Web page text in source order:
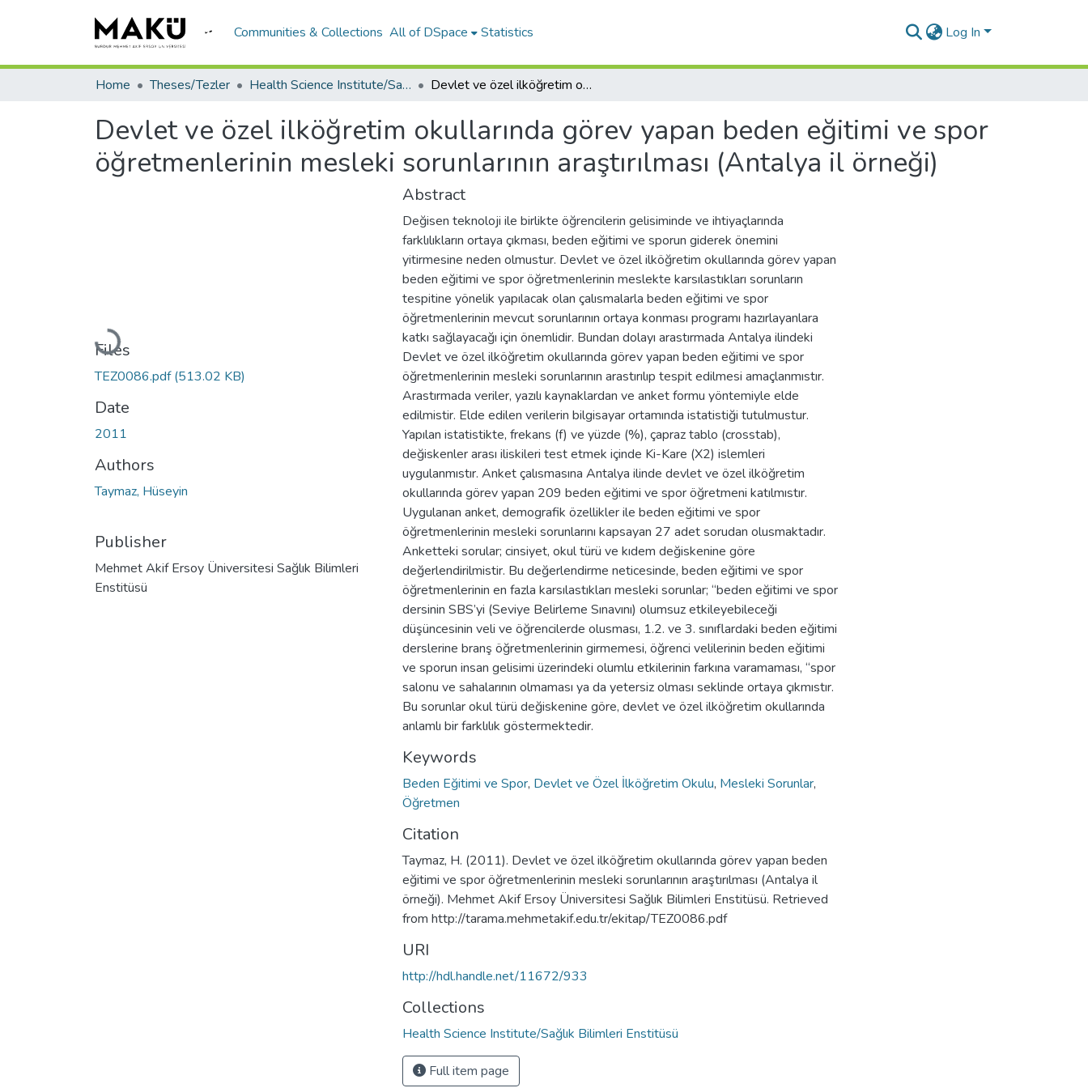
Communities & Collections All of DSpace Statistics Log In
Home Theses/Tezler Health Science Institute/Sağlık Bilimleri Enstitüsü Devlet ve özel ilköğretim okullarında görev yapan beden eğitimi ve spor öğretmenlerinin mesleki sorunlarının araştırılması (Antalya il örneği)
Devlet ve özel ilköğretim okullarında görev yapan beden eğitimi ve spor
öğretmenlerinin mesleki sorunlarının araştırılması (Antalya il örneği)
Loading...
Files
TEZ0086.pdf(513.02 KB)
Date
2011
Authors
Taymaz, Hüseyin
Publisher
Mehmet Akif Ersoy Üniversitesi Sağlık Bilimleri
Enstitüsü
Abstract
Değisen teknoloji ile birlikte öğrencilerin gelisiminde ve ihtiyaçlarında
farklılıkların ortaya çıkması, beden eğitimi ve sporun giderek önemini
yitirmesine neden olmustur. Devlet ve özel ilköğretim okullarında görev yapan
beden eğitimi ve spor öğretmenlerinin meslekte karsılastıkları sorunların
tespitine yönelik yapılacak olan çalısmalarla beden eğitimi ve spor
öğretmenlerinin mevcut sorunlarının ortaya konması programı hazırlayanlara
katkı sağlayacağı için önemlidir. Bundan dolayı arastırmada Antalya ilindeki
Devlet ve özel ilköğretim okullarında görev yapan beden eğitimi ve spor
öğretmenlerinin mesleki sorunlarının arastırılıp tespit edilmesi amaçlanmıstır.
Arastırmada veriler, yazılı kaynaklardan ve anket formu yöntemiyle elde
edilmistir. Elde edilen verilerin bilgisayar ortamında istatistiği tutulmustur.
Yapılan istatistikte, frekans (f) ve yüzde (%), çapraz tablo (crosstab),
değiskenler arası iliskileri test etmek içinde Ki-Kare (X2) islemleri
uygulanmıstır. Anket çalısmasına Antalya ilinde devlet ve özel ilköğretim
okullarında görev yapan 209 beden eğitimi ve spor öğretmeni katılmıstır.
Uygulanan anket, demografik özellikler ile beden eğitimi ve spor
öğretmenlerinin mesleki sorunlarını kapsayan 27 adet sorudan olusmaktadır.
Anketteki sorular; cinsiyet, okul türü ve kıdem değiskenine göre
değerlendirilmistir. Bu değerlendirme neticesinde, beden eğitimi ve spor
öğretmenlerinin en fazla karsılastıkları mesleki sorunlar; “beden eğitimi ve spor
dersinin SBS’yi (Seviye Belirleme Sınavını) olumsuz etkileyebileceği
düşüncesinin veli ve öğrencilerde olusması, 1.2. ve 3. sınıflardaki beden eğitimi
derslerine branş öğretmenlerinin girmemesi, öğrenci velilerinin beden eğitimi
ve sporun insan gelisimi üzerindeki olumlu etkilerinin farkına varamaması, “spor
salonu ve sahalarının olmaması ya da yetersiz olması seklinde ortaya çıkmıstır.
Bu sorunlar okul türü değiskenine göre, devlet ve özel ilköğretim okullarında
anlamlı bir farklılık göstermektedir.
Keywords
Beden Eğitimi ve Spor, Devlet ve Özel İlköğretim Okulu, Mesleki Sorunlar,
Öğretmen
Citation
Taymaz, H. (2011). Devlet ve özel ilköğretim okullarında görev yapan beden
eğitimi ve spor öğretmenlerinin mesleki sorunlarının araştırılması (Antalya il
örneği). Mehmet Akif Ersoy Üniversitesi Sağlık Bilimleri Enstitüsü. Retrieved
from http://tarama.mehmetakif.edu.tr/ekitap/TEZ0086.pdf
URI
http://hdl.handle.net/11672/933
Collections
Health Science Institute/Sağlık Bilimleri Enstitüsü
Full item page